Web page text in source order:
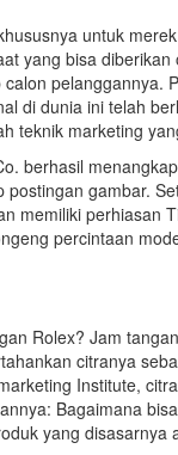
untuk
yang bisa
pelanggannya.
di dunia ini telah
teknik marketing
berhasil
postingan gambar.
memiliki perhiasan
percintaan
Rolex? Jam
citranya
Institute,
Bagaimana
yang disasarnya